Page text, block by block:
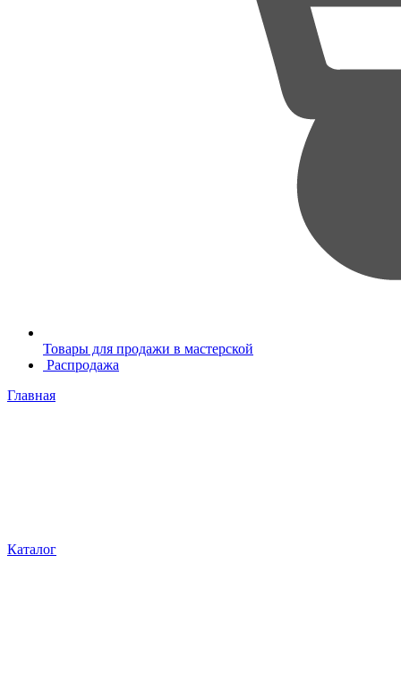
Товары для продажи в мастерской
Распродажа
Главная
Каталог